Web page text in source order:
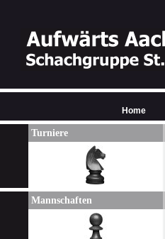
Turniere
Mannschaften
Home